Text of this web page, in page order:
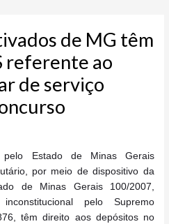
de MG têm
referente ao
de serviço
pelo Estado de Minas Gerais
por meio de dispositivo da
de Minas Gerais 100/2007,
pelo Supremo
têm direito aos depósitos no